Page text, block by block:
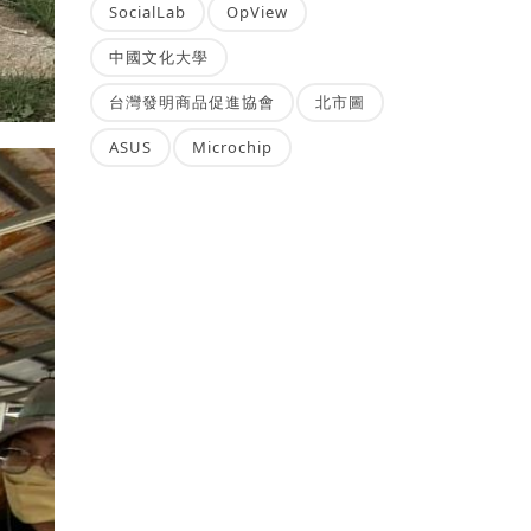
SocialLab OpView
中國文化大學
台灣發明商品促進協會 北市圖
ASUS Microchip